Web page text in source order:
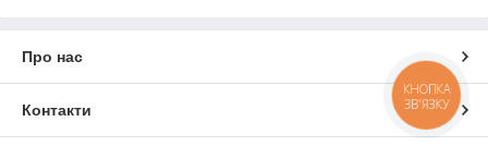
Про нас
Контакти
КНОПКА
ЗВ'ЯЗКУ